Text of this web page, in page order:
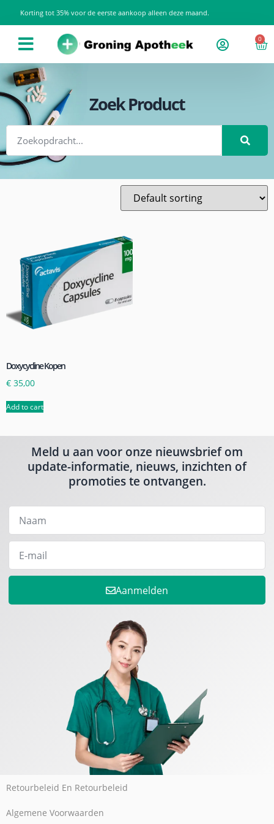
Korting tot 35% voor de eerste aankoop alleen deze maand.
0
Zoek Product
Doxycycline Kopen
€ 35,00
Add to cart
Meld u aan voor onze nieuwsbrief om
update-informatie, nieuws, inzichten of
promoties te ontvangen.
Aanmelden
Retourbeleid En Retourbeleid
Algemene Voorwaarden